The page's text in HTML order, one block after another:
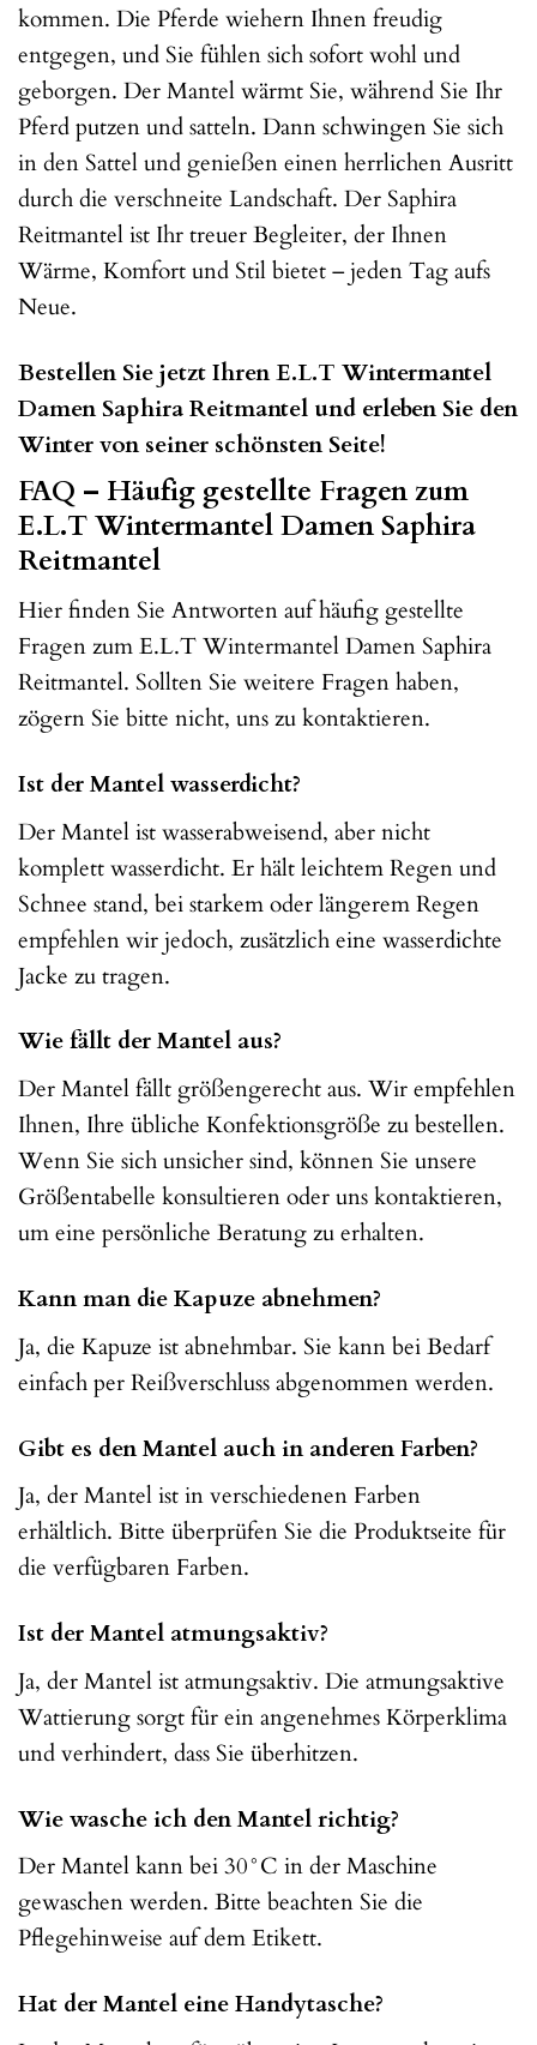
kommen. Die Pferde wiehern Ihnen freudig
entgegen, und Sie fühlen sich sofort wohl und
geborgen. Der Mantel wärmt Sie, während Sie Ihr
Pferd putzen und satteln. Dann schwingen Sie sich
in den Sattel und genießen einen herrlichen Ausritt
durch die verschneite Landschaft. Der Saphira
Reitmantel ist Ihr treuer Begleiter, der Ihnen
Wärme, Komfort und Stil bietet – jeden Tag aufs
Neue.
Bestellen Sie jetzt Ihren E.L.T Wintermantel
Damen Saphira Reitmantel und erleben Sie den
Winter von seiner schönsten Seite!
FAQ – Häufig gestellte Fragen zum
E.L.T Wintermantel Damen Saphira
Reitmantel
Hier finden Sie Antworten auf häufig gestellte
Fragen zum E.L.T Wintermantel Damen Saphira
Reitmantel. Sollten Sie weitere Fragen haben,
zögern Sie bitte nicht, uns zu kontaktieren.
Ist der Mantel wasserdicht?
Der Mantel ist wasserabweisend, aber nicht
komplett wasserdicht. Er hält leichtem Regen und
Schnee stand, bei starkem oder längerem Regen
empfehlen wir jedoch, zusätzlich eine wasserdichte
Jacke zu tragen.
Wie fällt der Mantel aus?
Der Mantel fällt größengerecht aus. Wir empfehlen
Ihnen, Ihre übliche Konfektionsgröße zu bestellen.
Wenn Sie sich unsicher sind, können Sie unsere
Größentabelle konsultieren oder uns kontaktieren,
um eine persönliche Beratung zu erhalten.
Kann man die Kapuze abnehmen?
Ja, die Kapuze ist abnehmbar. Sie kann bei Bedarf
einfach per Reißverschluss abgenommen werden.
Gibt es den Mantel auch in anderen Farben?
Ja, der Mantel ist in verschiedenen Farben
erhältlich. Bitte überprüfen Sie die Produktseite für
die verfügbaren Farben.
Ist der Mantel atmungsaktiv?
Ja, der Mantel ist atmungsaktiv. Die atmungsaktive
Wattierung sorgt für ein angenehmes Körperklima
und verhindert, dass Sie überhitzen.
Wie wasche ich den Mantel richtig?
Der Mantel kann bei 30°C in der Maschine
gewaschen werden. Bitte beachten Sie die
Pflegehinweise auf dem Etikett.
Hat der Mantel eine Handytasche?